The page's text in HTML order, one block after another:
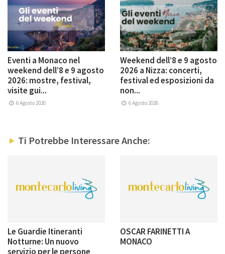
Eventi a Monaco nel
weekend dell’8 e 9 agosto
2026: mostre, festival,
visite gui...
6 Agosto 2026
Weekend dell’8 e 9 agosto
2026 a Nizza: concerti,
festival ed esposizioni da
non...
6 Agosto 2026
Ti Potrebbe Interessare Anche:
Le Guardie Itineranti
Notturne: Un nuovo
servizio per le persone
OSCAR FARINETTI A
MONACO